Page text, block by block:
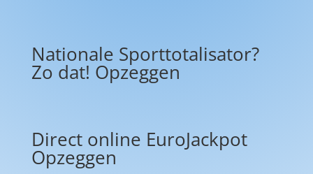
Nationale Sporttotalisator?
Zo dat! Opzeggen
Direct online EuroJackpot
Opzeggen